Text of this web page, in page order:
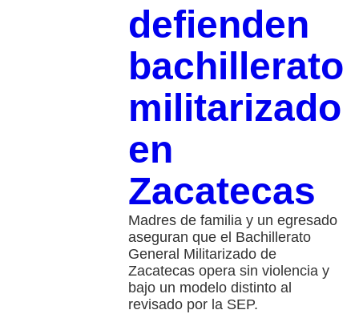
defienden
bachillerato
militarizado
en
Zacatecas
Madres de familia y un egresado
aseguran que el Bachillerato
General Militarizado de
Zacatecas opera sin violencia y
bajo un modelo distinto al
revisado por la SEP.